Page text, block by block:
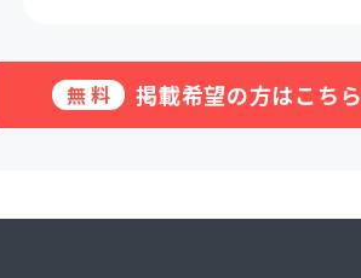
無料 掲載希望の方はこちら